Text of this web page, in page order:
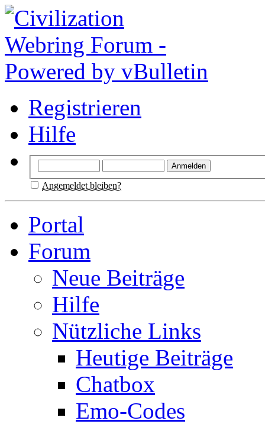
Registrieren
Hilfe
Angemeldet bleiben?
Portal
Forum
Neue Beiträge
Hilfe
Nützliche Links
Heutige Beiträge
Chatbox
Emo-Codes